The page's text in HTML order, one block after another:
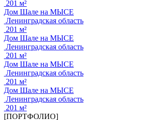
201 м²
Дом Шале на МЫСЕ
Ленинградская область
201 м²
Дом Шале на МЫСЕ
Ленинградская область
201 м²
Дом Шале на МЫСЕ
Ленинградская область
201 м²
Дом Шале на МЫСЕ
Ленинградская область
201 м²
[ПОРТФОЛИО]